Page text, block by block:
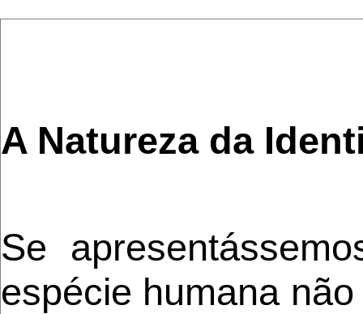
A Natureza da
Se
espécie humana